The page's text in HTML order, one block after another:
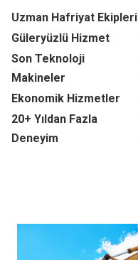
Uzman Hafriyat Ekipleri
Güleryüzlü Hizmet
Son Teknoloji
Makineler
Ekonomik Hizmetler
20+ Yıldan Fazla
Deneyim